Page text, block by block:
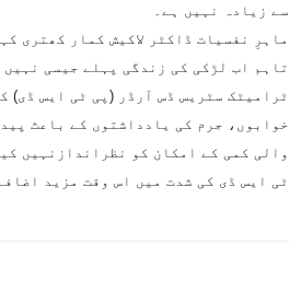
سے زیادہ نہیں ہے۔
ماہرِ نفسیات ڈاکٹر لاکیش کمار کھتری
تاہم اب لڑکی کی زندگی پہلے جیسی
ٹرامیٹک سٹریس ڈس آرڈر (پی ٹی ایس ڈی)
خوابوں، جرم کی یادداشتوں کے باعث
والی کمی کے امکان کو نظراندازنہیں
ٹی ایس ڈی کی شدت میں اس وقت مزید